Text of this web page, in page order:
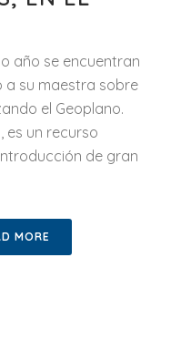
año se encuentran
a su maestra sobre
el Geoplano.
es un recurso
de gran
MORE